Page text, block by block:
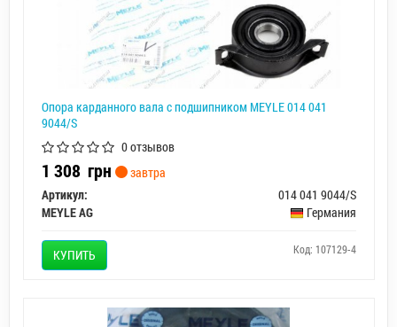
Опора карданного вала с подшипником MEYLE 014 041
9044/S
0 отзывов
1 308 грн
завтра
Артикул:
014 041 9044/S
MEYLE AG
Германия
КУПИТЬ Код: 107129-4